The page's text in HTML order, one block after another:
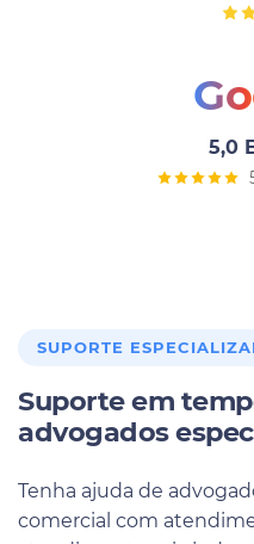
5,0
SUPORTE
Suporte em
advogados
Tenha ajuda de
comercial com